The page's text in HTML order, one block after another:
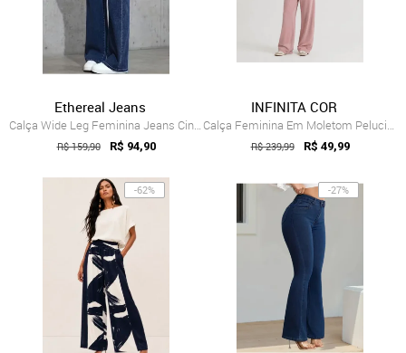
Ethereal Jeans
Calça Wide Leg Feminina Jeans Cintura Al...
R$ 159,90 R$ 94,90
INFINITA COR
Calça Feminina Em Moletom Peluciado Infi...
R$ 239,99 R$ 49,99
-62% -27%